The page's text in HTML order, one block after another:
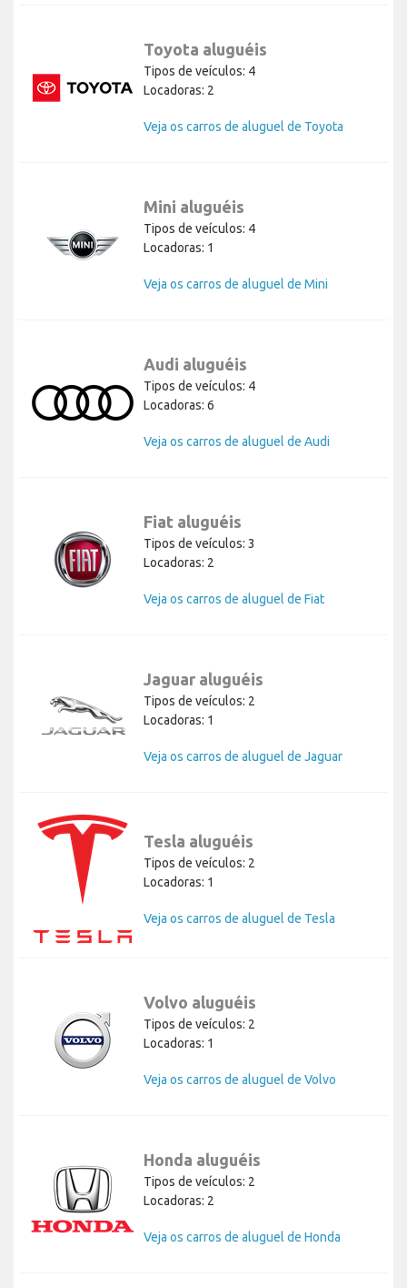
Toyota aluguéis
Tipos de veículos: 4
Locadoras: 2
Veja os carros de aluguel de Toyota
Mini aluguéis
Tipos de veículos: 4
Locadoras: 1
Veja os carros de aluguel de Mini
Audi aluguéis
Tipos de veículos: 4
Locadoras: 6
Veja os carros de aluguel de Audi
Fiat aluguéis
Tipos de veículos: 3
Locadoras: 2
Veja os carros de aluguel de Fiat
Jaguar aluguéis
Tipos de veículos: 2
Locadoras: 1
Veja os carros de aluguel de Jaguar
Tesla aluguéis
Tipos de veículos: 2
Locadoras: 1
Veja os carros de aluguel de Tesla
Volvo aluguéis
Tipos de veículos: 2
Locadoras: 1
Veja os carros de aluguel de Volvo
Honda aluguéis
Tipos de veículos: 2
Locadoras: 2
Veja os carros de aluguel de Honda